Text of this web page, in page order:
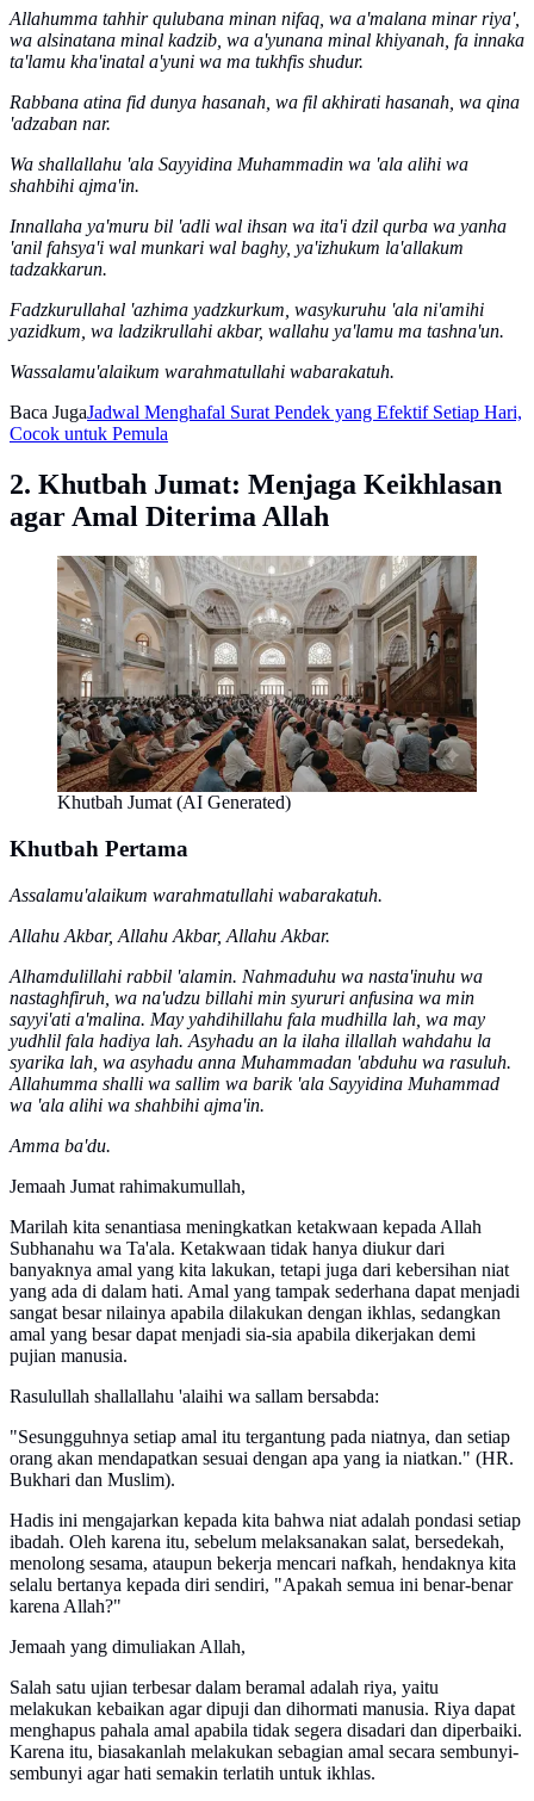
Allahumma tahhir qulubana minan nifaq, wa a'malana minar riya',
wa alsinatana minal kadzib, wa a'yunana minal khiyanah, fa innaka
ta'lamu kha'inatal a'yuni wa ma tukhfis shudur.
Rabbana atina fid dunya hasanah, wa fil akhirati hasanah, wa qina
'adzaban nar.
Wa shallallahu 'ala Sayyidina Muhammadin wa 'ala alihi wa
shahbihi ajma'in.
Innallaha ya'muru bil 'adli wal ihsan wa ita'i dzil qurba wa yanha
'anil fahsya'i wal munkari wal baghy, ya'izhukum la'allakum
tadzakkarun.
Fadzkurullahal 'azhima yadzkurkum, wasykuruhu 'ala ni'amihi
yazidkum, wa ladzikrullahi akbar, wallahu ya'lamu ma tashna'un.
Wassalamu'alaikum warahmatullahi wabarakatuh.
Baca JugaJadwal Menghafal Surat Pendek yang Efektif Setiap Hari,
Cocok untuk Pemula
2. Khutbah Jumat: Menjaga Keikhlasan
agar Amal Diterima Allah
Khutbah Jumat (AI Generated)
Khutbah Pertama
Assalamu'alaikum warahmatullahi wabarakatuh.
Allahu Akbar, Allahu Akbar, Allahu Akbar.
Alhamdulillahi rabbil 'alamin. Nahmaduhu wa nasta'inuhu wa
nastaghfiruh, wa na'udzu billahi min syururi anfusina wa min
sayyi'ati a'malina. May yahdihillahu fala mudhilla lah, wa may
yudhlil fala hadiya lah. Asyhadu an la ilaha illallah wahdahu la
syarika lah, wa asyhadu anna Muhammadan 'abduhu wa rasuluh.
Allahumma shalli wa sallim wa barik 'ala Sayyidina Muhammad
wa 'ala alihi wa shahbihi ajma'in.
Amma ba'du.
Jemaah Jumat rahimakumullah,
Marilah kita senantiasa meningkatkan ketakwaan kepada Allah
Subhanahu wa Ta'ala. Ketakwaan tidak hanya diukur dari
banyaknya amal yang kita lakukan, tetapi juga dari kebersihan niat
yang ada di dalam hati. Amal yang tampak sederhana dapat menjadi
sangat besar nilainya apabila dilakukan dengan ikhlas, sedangkan
amal yang besar dapat menjadi sia-sia apabila dikerjakan demi
pujian manusia.
Rasulullah shallallahu 'alaihi wa sallam bersabda:
"Sesungguhnya setiap amal itu tergantung pada niatnya, dan setiap
orang akan mendapatkan sesuai dengan apa yang ia niatkan." (HR.
Bukhari dan Muslim).
Hadis ini mengajarkan kepada kita bahwa niat adalah pondasi setiap
ibadah. Oleh karena itu, sebelum melaksanakan salat, bersedekah,
menolong sesama, ataupun bekerja mencari nafkah, hendaknya kita
selalu bertanya kepada diri sendiri, "Apakah semua ini benar-benar
karena Allah?"
Jemaah yang dimuliakan Allah,
Salah satu ujian terbesar dalam beramal adalah riya, yaitu
melakukan kebaikan agar dipuji dan dihormati manusia. Riya dapat
menghapus pahala amal apabila tidak segera disadari dan diperbaiki.
Karena itu, biasakanlah melakukan sebagian amal secara sembunyi-
sembunyi agar hati semakin terlatih untuk ikhlas.